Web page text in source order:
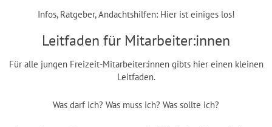
Infos, Ratgeber, Andachtshilfen: Hier ist einiges los!
Leitfaden für Mitarbeiter:innen
Für alle jungen Freizeit-Mitarbeiter:innen gibts hier einen kleinen
Leitfaden.
Was darf ich? Was muss ich? Was sollte ich?